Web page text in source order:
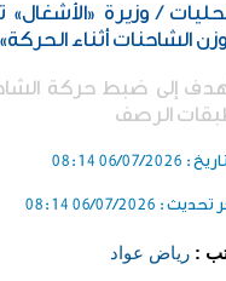
/ وزيرة
الشاحنات أثناء
إلى ضبط حركة
الرصف
:
06/07/2026 08:14
تحديث : 06/07/2026 08:14
:رياض عواد